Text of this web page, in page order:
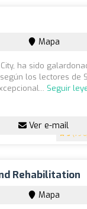
5 (79
Mapa
ha sido
los lectores de
Seguir
Ver e-mail
Rehabilitation
Mapa